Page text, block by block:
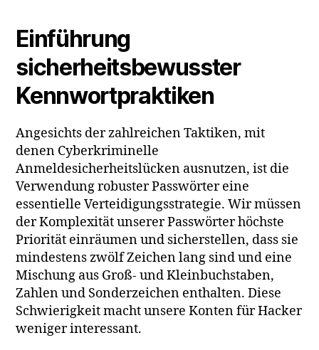
Einführung
sicherheitsbewusster
Kennwortpraktiken
Angesichts der zahlreichen Taktiken, mit
denen Cyberkriminelle
Anmeldesicherheitslücken ausnutzen, ist die
Verwendung robuster Passwörter eine
essentielle Verteidigungsstrategie. Wir müssen
der Komplexität unserer Passwörter höchste
Priorität einräumen und sicherstellen, dass sie
mindestens zwölf Zeichen lang sind und eine
Mischung aus Groß- und Kleinbuchstaben,
Zahlen und Sonderzeichen enthalten. Diese
Schwierigkeit macht unsere Konten für Hacker
weniger interessant.